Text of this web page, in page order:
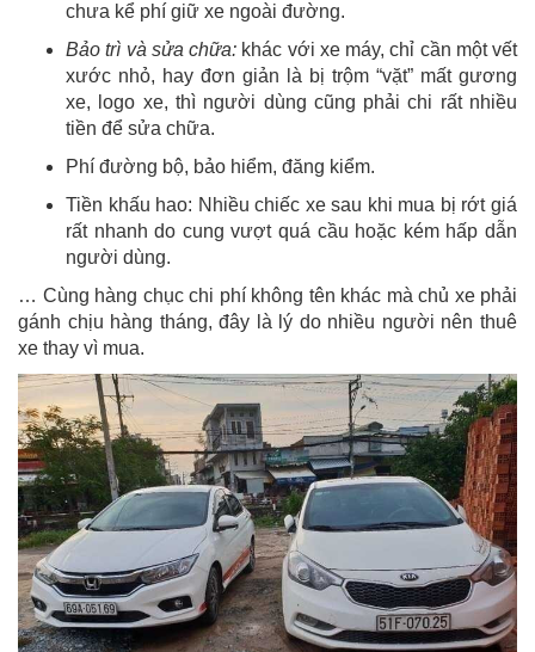
chưa kể phí giữ xe ngoài đường.
Bảo trì và sửa chữa: khác với xe máy, chỉ cần một vết
xước nhỏ, hay đơn giản là bị trộm “vặt” mất gương
xe, logo xe, thì người dùng cũng phải chi rất nhiều
tiền để sửa chữa.
Phí đường bộ, bảo hiểm, đăng kiểm.
Tiền khấu hao: Nhiều chiếc xe sau khi mua bị rớt giá
rất nhanh do cung vượt quá cầu hoặc kém hấp dẫn
người dùng.
… Cùng hàng chục chi phí không tên khác mà chủ xe phải
gánh chịu hàng tháng, đây là lý do nhiều người nên thuê
xe thay vì mua.